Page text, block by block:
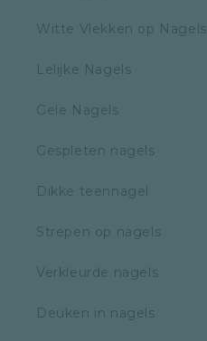
Witte Vlekken op Nagels
Lelijke Nagels
Gele Nagels
Gespleten nagels
Dikke teennagel
Strepen op nagels
Verkleurde nagels
Deuken in nagels